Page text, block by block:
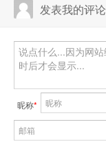
发表我的评论
昵称*